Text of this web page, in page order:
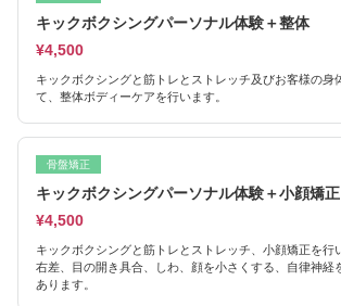
キックボクシングパーソナル体験＋整体
¥4,500
キックボクシングと筋トレとストレッチ及びお客様の身
て、整体ボディーケアを行います。
骨盤矯正
キックボクシングパーソナル体験＋小顔矯正
¥4,500
キックボクシングと筋トレとストレッチ、小顔矯正を行
右差、目の開き具合、しわ、顔を小さくする、自律神経
あります。